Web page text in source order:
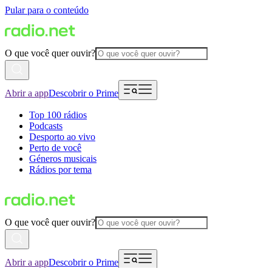
Pular para o conteúdo
O que você quer ouvir?
Abrir a appDescobrir o Prime
Top 100 rádios
Podcasts
Desporto ao vivo
Perto de você
Géneros musicais
Rádios por tema
O que você quer ouvir?
Abrir a appDescobrir o Prime